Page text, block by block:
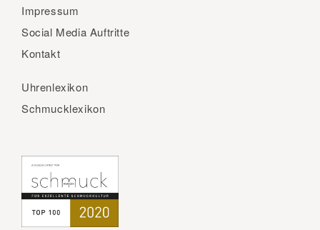
Impressum
Social Media Auftritte
Kontakt
Uhrenlexikon
Schmucklexikon